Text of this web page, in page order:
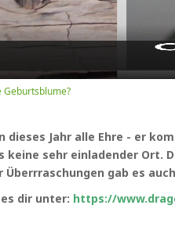
Geburtsblume?
dieses Jahr alle Ehre - er
keine sehr einladender
gab es
dir unter: https://